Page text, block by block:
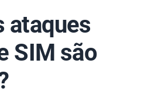
ataques
SIM são